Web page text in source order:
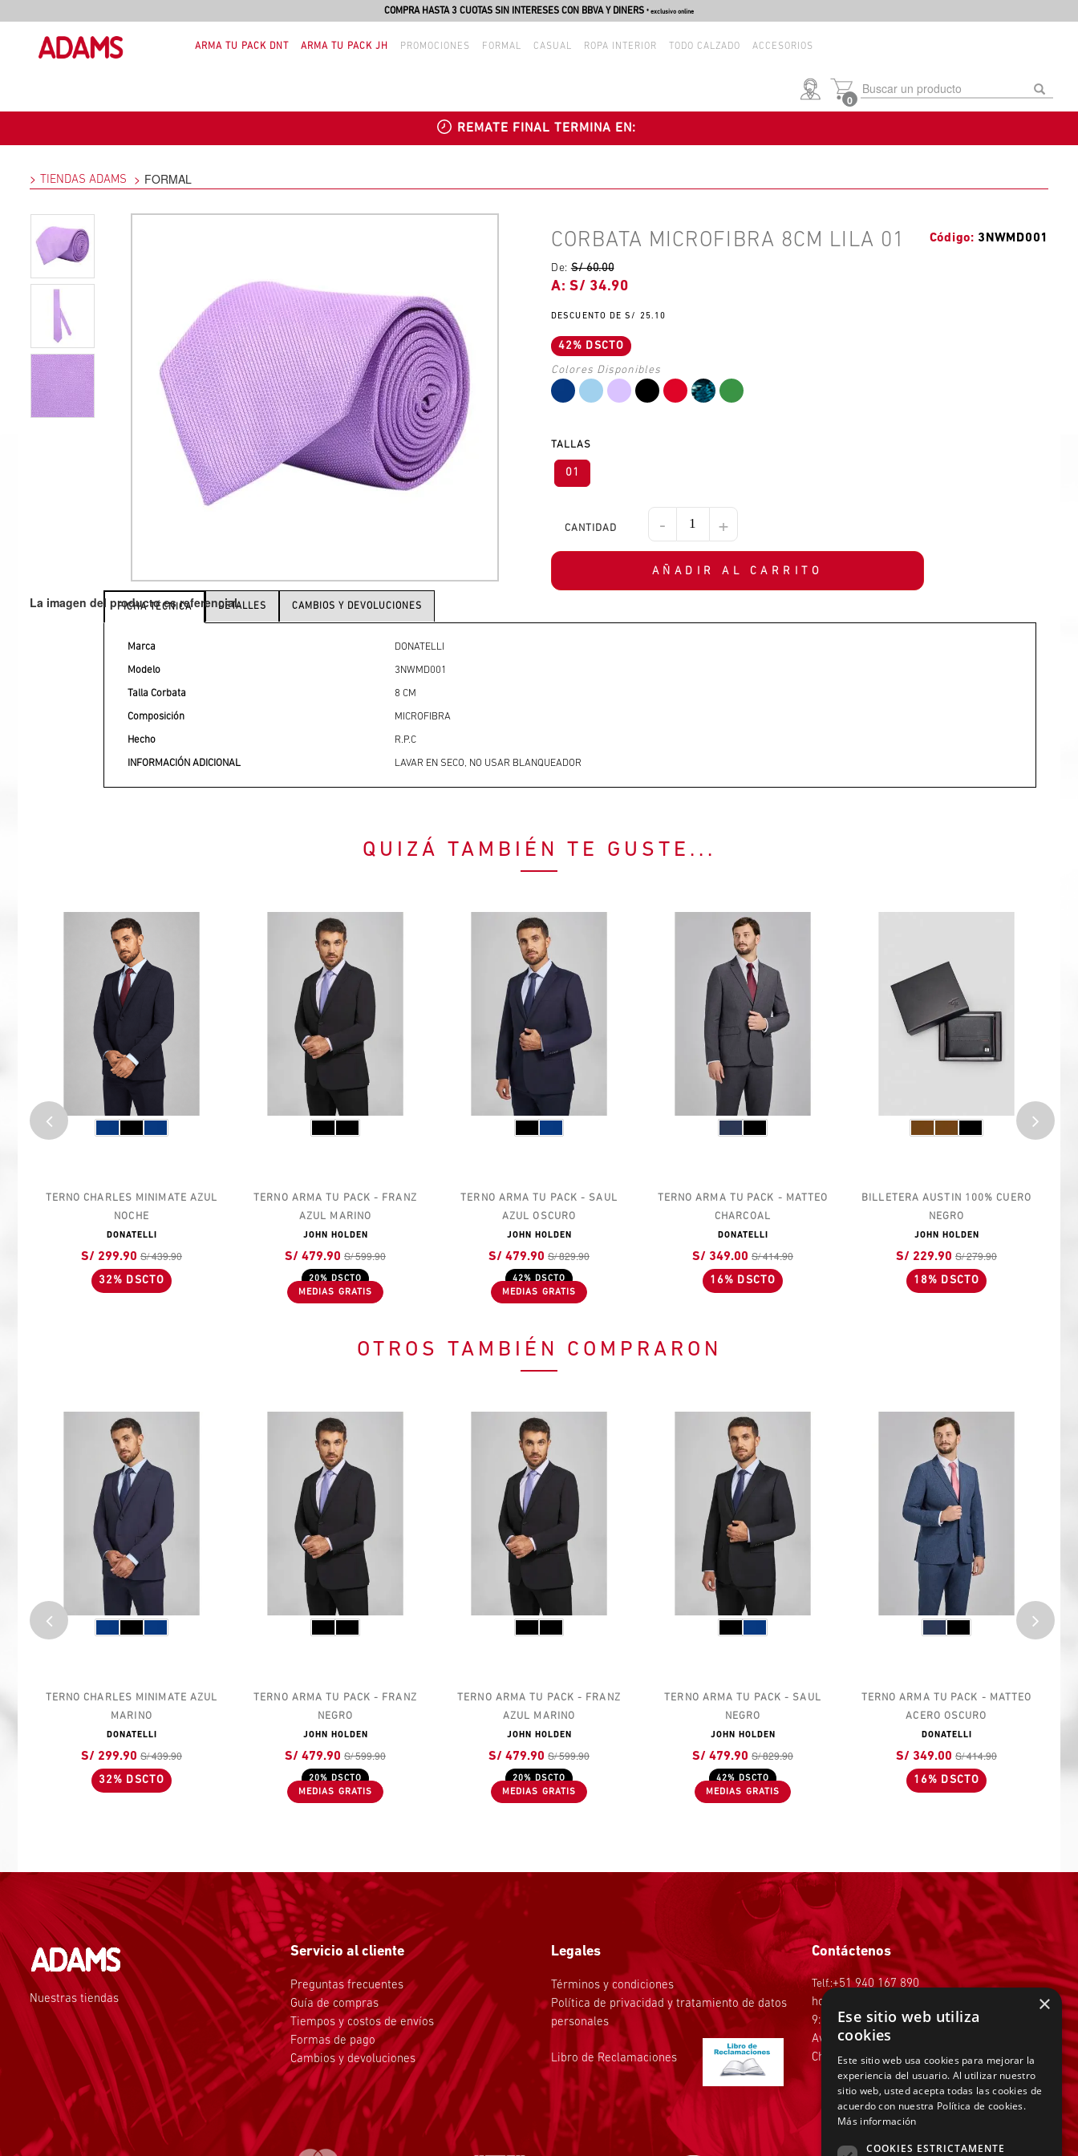
COMPRA HASTA 3 CUOTAS SIN INTERESES CON BBVA Y DINERS * exclusivo online
ARMA TU PACK DNT ARMA TU PACK JH PROMOCIONES FORMAL CASUAL ROPA INTERIOR TODO CALZADO ACCESORIOS
0
REMATE FINAL TERMINA EN:
TIENDAS ADAMS FORMAL
3NWMD001
CORBATA MICROFIBRA 8CM LILA 01
De:S/ 60.00
S/ 34.90
S/ 25.10
42% DSCTO
TALLAS
01
- +
AÑADIR AL CARRITO
FICHA TÉCNICA DETALLES CAMBIOS Y DEVOLUCIONES
Marca DONATELLI
Modelo 3NWMD001
Talla Corbata 8 CM
Composición MICROFIBRA
Hecho R.P.C
INFORMACIÓN ADICIONAL LAVAR EN SECO, NO USAR BLANQUEADOR
QUIZÁ TAMBIÉN TE GUSTE...
TERNO CHARLES MINIMATE AZUL
NOCHE
DONATELLI
S/ 299.90 S/ 439.90
32% DSCTO
TERNO ARMA TU PACK - FRANZ
AZUL MARINO
JOHN HOLDEN
S/ 479.90 S/ 599.90
20% DSCTO
TERNO ARMA TU PACK - SAUL
AZUL OSCURO
JOHN HOLDEN
S/ 479.90 S/ 829.90
42% DSCTO
TERNO ARMA TU PACK - MATTEO
CHARCOAL
DONATELLI
S/ 349.00 S/ 414.90
16% DSCTO
BILLETERA AUSTIN 100% CUERO
NEGRO
JOHN HOLDEN
S/ 229.90 S/ 279.90
18% DSCTO
OTROS TAMBIÉN COMPRARON
TERNO CHARLES MINIMATE AZUL
MARINO
DONATELLI
S/ 299.90 S/ 439.90
32% DSCTO
TERNO ARMA TU PACK - FRANZ
NEGRO
JOHN HOLDEN
S/ 479.90 S/ 599.90
20% DSCTO
TERNO ARMA TU PACK - FRANZ
AZUL MARINO
JOHN HOLDEN
S/ 479.90 S/ 599.90
20% DSCTO
TERNO ARMA TU PACK - SAUL
NEGRO
JOHN HOLDEN
S/ 479.90 S/ 829.90
42% DSCTO
TERNO ARMA TU PACK - MATTEO
ACERO OSCURO
DONATELLI
S/ 349.00 S/ 414.90
16% DSCTO
Nuestras tiendas
Servicio al cliente
Preguntas frecuentes
Guía de compras
Tiempos y costos de envíos
Formas de pago
Cambios y devoluciones
Legales
Términos y condiciones
Política de privacidad y tratamiento de datos
personales
Libro de Reclamaciones
Contáctenos
Telf.:+51 940 167 890
hola@tiendasadams.com.pe
9:00 a.m. a 6:00 p.m. de Lunes a Viernes
Av.Faisanes 420 , Urb. La Campiña ,
Chorrillos
×
Ese sitio web utiliza
cookies
Este sitio web usa cookies para mejorar la
experiencia del usuario. Al utilizar nuestro
sitio web, usted acepta todas las cookies de
acuerdo con nuestra Política de cookies.
Más información
COOKIES ESTRICTAMENTE